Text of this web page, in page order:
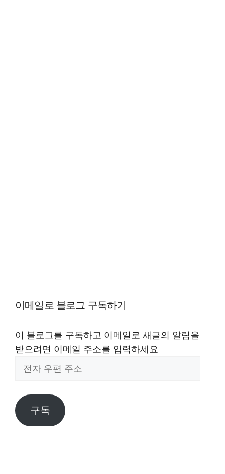
이메일로 블로그 구독하기
이 블로그를 구독하고 이메일로 새글의 알림을
받으려면 이메일 주소를 입력하세요
편
주
구독